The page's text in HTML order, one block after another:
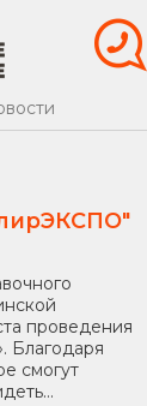
проведения
Благодаря
смогут